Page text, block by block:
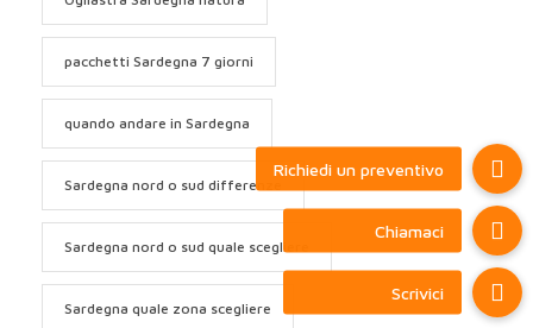
pacchetti Sardegna 7 giorni
quando andare in Sardegna
Sardegna nord o sud differenze
Sardegna nord o sud quale scegliere
Sardegna quale zona scegliere